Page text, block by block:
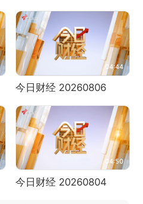
04:44
今日财经 20260806
04:50
今日财经 20260804